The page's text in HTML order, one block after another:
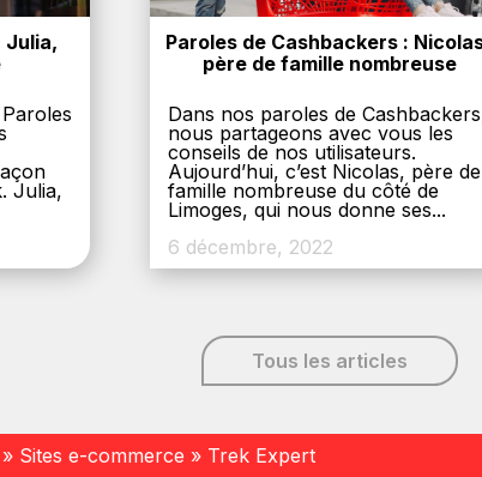
Julia,
Julia,
Paroles de Cashbackers :
père de famille nombreuse
Dans nos paroles de
nous partageons avec vous les
conseils de nos utilisateurs.
Aujourd’hui, c’est Nicolas, père de
famille nombreuse du côté de
Limoges, qui nous donne ses...
6 décembre, 2022
Tous les articles
» Sites e-commerce » Trek Expert